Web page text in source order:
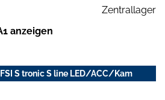
Zentrallager
anzeigen
S tronic S line LED/ACC/Kam